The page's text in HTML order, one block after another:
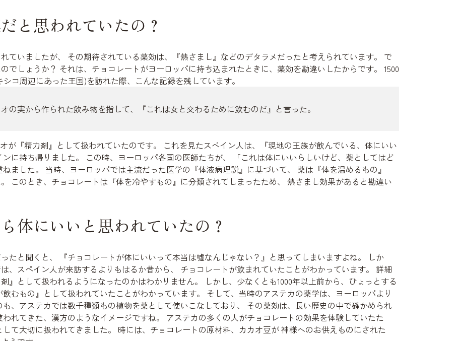
と思われていたの？
ていましたが、 その期待されている薬効は、『熱さまし』などのデタラメだったと考えられています。 で
でしょうか？ それは、チョコレートがヨーロッパに持ち込まれたときに、薬効を勘違いしたからです。 1500
コ周辺にあった王国)を訪れた際、こんな記録を残しています。
の実から作られた飲み物を指して、『これは女と交わるために飲むのだ』と言った。
が『精力剤』として扱われていたのです。 これを見たスペイン人は、『現地の王族が飲んでいる、体にいい
に持ち帰りました。 この時、ヨーロッパ各国の医師たちが、 「これは体にいいらしいけど、薬としてはど
ました。 当時、ヨーロッパでは主流だった医学の『体液病理説』に基づいて、 薬は『体を温めるもの』
このとき、チョコレートは『体を冷やすもの』に分類されてしまったため、 熱さまし効果があると勘違い
体にいいと思われていたの？
たと聞くと、 『チョコレートが体にいいって本当は嘘なんじゃない？』と思ってしまいますよね。 しか
、スペイン人が来訪するよりもはるか昔から、 チョコレートが飲まれていたことがわかっています。 詳細
』として扱われるようになったのかはわかりません。 しかし、少なくとも1000年以上前から、ひょっとする
むもの』として扱われていたことがわかっています。 そして、当時のアステカの薬学は、ヨーロッパより
、アステカでは数千種類もの植物を薬として使いこなしており、 その薬効は、長い歴史の中で確かめられ
れてきた、漢方のようなイメージですね。 アステカの多くの人がチョコレートの効果を体験していたた
て大切に扱われてきました。 時には、チョコレートの原材料、カカオ豆が 神様へのお供えものにされた